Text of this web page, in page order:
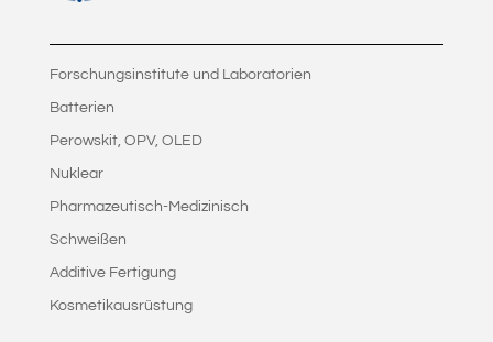
Forschungsinstitute und Laboratorien
Batterien
Perowskit, OPV, OLED
Nuklear
Pharmazeutisch-Medizinisch
Schweißen
Additive Fertigung
Kosmetikausrüstung